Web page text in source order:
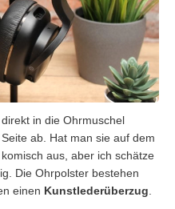
in die Ohrmuschel
ab. Hat man sie auf dem
aus, aber ich schätze
Die Ohrpolster bestehen
einen Kunstlederüberzug